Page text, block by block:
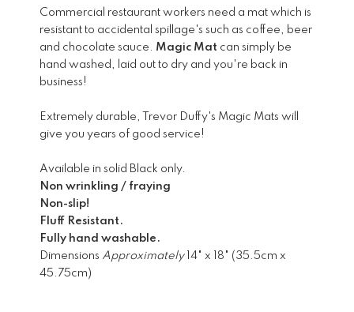
Commercial restaurant workers need a mat which is
resistant to accidental spillage's such as coffee, beer
and chocolate sauce. Magic Mat can simply be
hand washed, laid out to dry and you're back in
business!
Extremely durable, Trevor Duffy's Magic Mats will
give you years of good service!
Available in solid Black only.
Non wrinkling / fraying
Non-slip!
Fluff Resistant.
Fully hand washable.
Dimensions Approximately14" x 18" (35.5cm x
45.75cm)